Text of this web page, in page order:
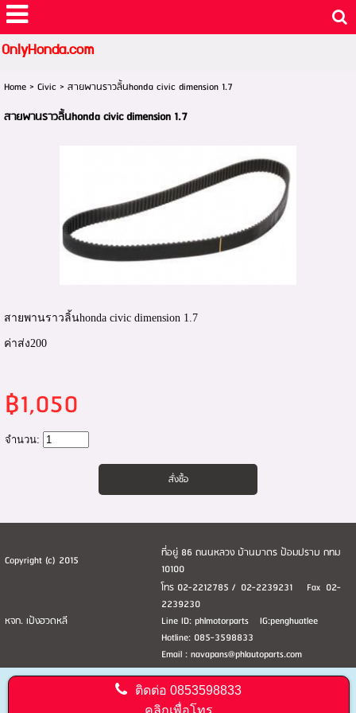
OnlyHonda.com
Home> Civic > สายพานราวลิ้นhonda civic dimension 1.7
สายพานราวลิ้นhonda civic dimension 1.7
สายพานราวลิ้นhonda civic dimension 1.7
ค่าส่ง200
฿1,050
จำนวน:
Copyright (c) 2015
ที่อยู่ 86 ถนนหลวง บ้านบาตร ป้อมปราบ กทม
10100
หจก. เป้งฮวดหลี
โทร 02-2212785 / 02-2239231 Fax 02-
2239230
Line ID: phlmotorparts IG:penghuatlee
Hotline: 085-3598833
Email : navapans@phlautoparts.com
ติดต่อ0853598833